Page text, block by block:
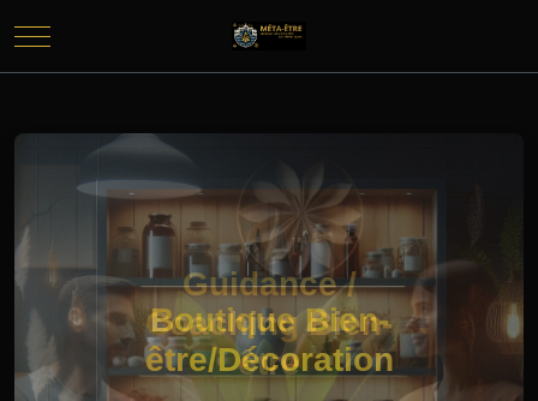
Mobile Menu Toggle
Guidance /
Coaching Bien-
être